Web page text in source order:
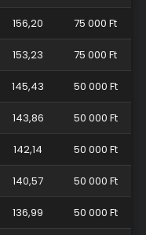
156,20 75 000 Ft
153,23 75 000 Ft
145,43 50 000 Ft
143,86 50 000 Ft
142,14 50 000 Ft
140,57 50 000 Ft
136,99 50 000 Ft